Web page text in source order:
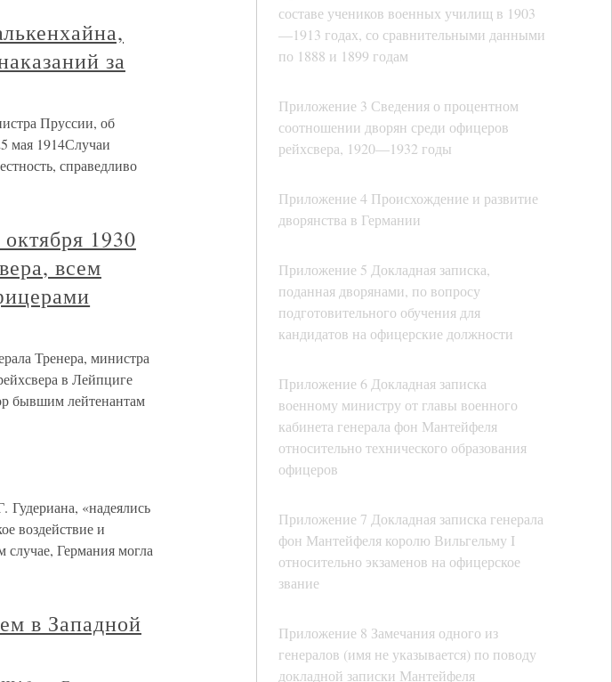
составе учеников военных училищ в 1903
—1913 годах, со сравнительными данными
по 1888 и 1899 годам
Приложение 3 Сведения о процентном
соотношении дворян среди офицеров
рейхсвера, 1920—1932 годы
Приложение 4 Происхождение и развитие
дворянства в Германии
Приложение 5 Докладная записка,
поданная дворянами, по вопросу
подготовительного обучения для
кандидатов на офицерские должности
Приложение 6 Докладная записка
военному министру от главы военного
кабинета генерала фон Мантейфеля
относительно технического образования
офицеров
Приложение 7 Докладная записка генерала
фон Мантейфеля королю Вильгельму I
относительно экзаменов на офицерское
звание
Приложение 8 Замечания одного из
генералов (имя не указывается) по поводу
докладной записки Мантейфеля
за
Пруссии, об
мая 1914Случаи
справедливо
1930
всем
Тренера, министра
в Лейпциге
бывшим лейтенантам
«надеялись
воздействие и
Германия могла
в Западной